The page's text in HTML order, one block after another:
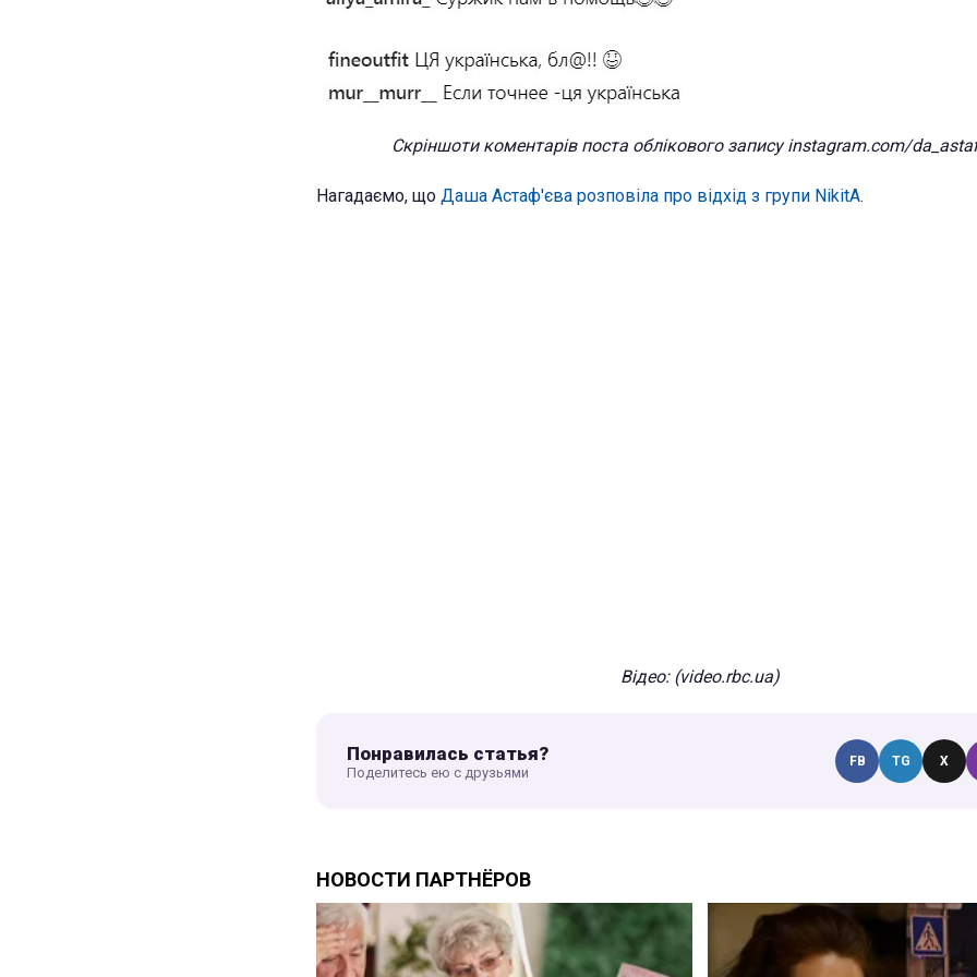
Скріншоти коментарів поста облікового запису instagram.com/
Нагадаємо, що Даша Астаф'єва розповіла про відхід з групи NikitA.
Відео: (video.rbc.ua)
Понравилась статья?
Поделитесь ею с друзьями
FB TG X